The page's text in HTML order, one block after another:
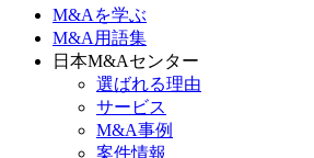
M&Aを学ぶ
M&A用語集
日本M&Aセンター
選ばれる理由
サービス
M&A事例
案件情報